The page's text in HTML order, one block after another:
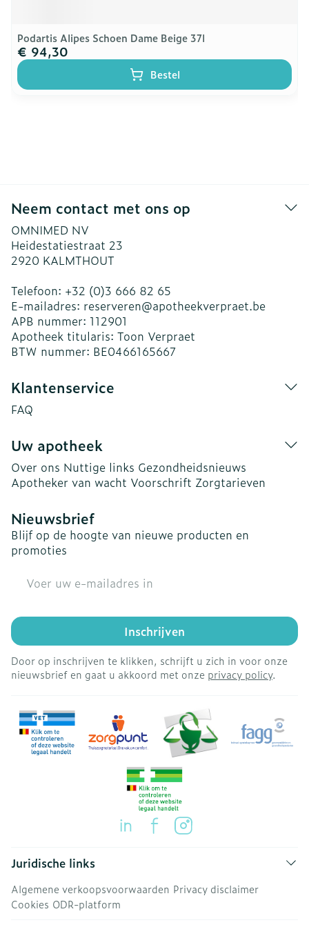
Podartis Alipes Schoen Dame Beige 37l
€ 94,30
Bestel
Neem contact met ons op
OMNIMED NV
Heidestatiestraat 23
2920 KALMTHOUT
Telefoon: +32 (0)3 666 82 65
E-mailadres: reserveren@apotheekverpraet.be
APB nummer: 112901
Apotheek titularis: Toon Verpraet
BTW nummer: BE0466165667
Klantenservice
FAQ
Uw apotheek
Over ons Nuttige links Gezondheidsnieuws
Apotheker van wacht Voorschrift Zorgtarieven
Nieuwsbrief
Blijf op de hoogte van nieuwe producten en
promoties
Inschrijven
Door op inschrijven te klikken, schrijft u zich in voor onze
nieuwsbrief en gaat u akkoord met onze privacy policy.
Juridische links
Algemene verkoopsvoorwaarden Privacy disclaimer
Cookies ODR-platform